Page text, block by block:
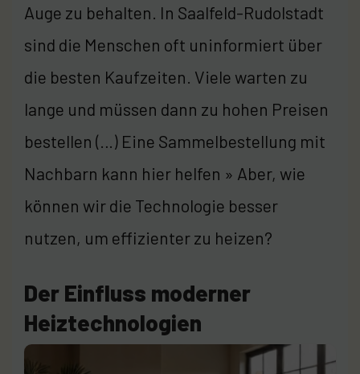
Auge zu behalten. In Saalfeld-Rudolstadt
sind die Menschen oft uninformiert über
die besten Kaufzeiten. Viele warten zu
lange und müssen dann zu hohen Preisen
bestellen (…) Eine Sammelbestellung mit
Nachbarn kann hier helfen » Aber, wie
können wir die Technologie besser
nutzen, um effizienter zu heizen?
Der Einfluss moderner
Heiztechnologien